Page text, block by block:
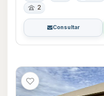
2
Consultar